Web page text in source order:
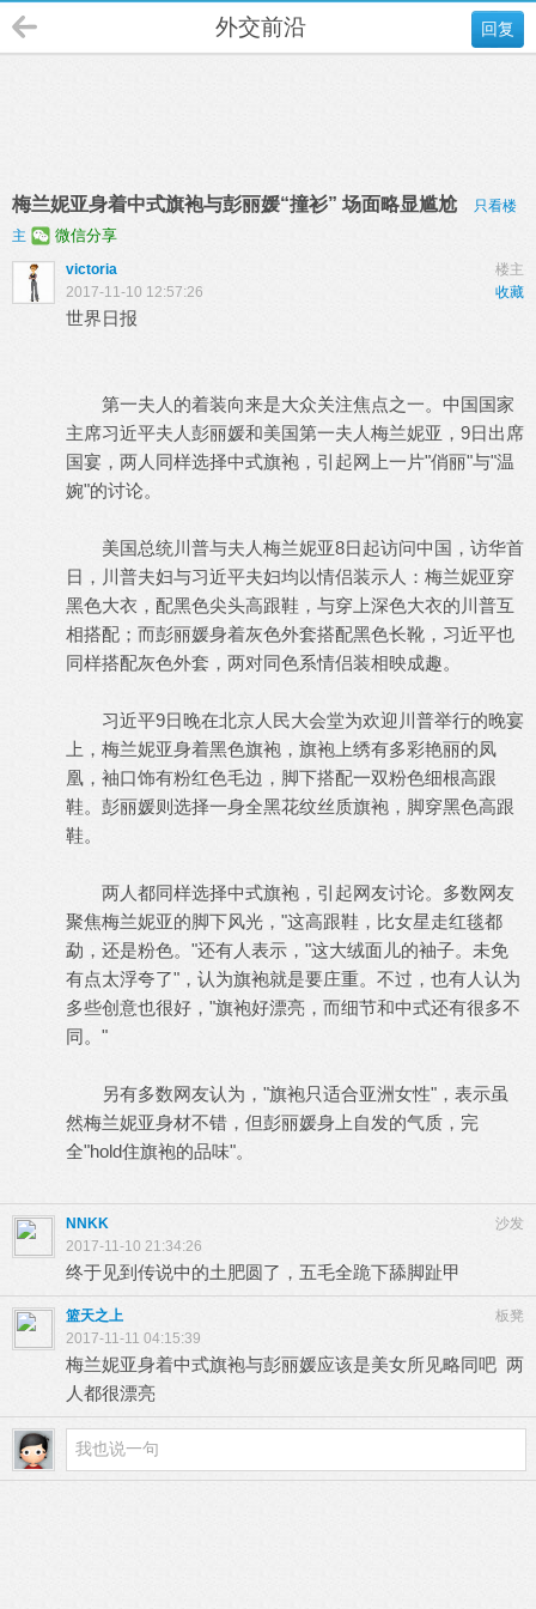
回复
外交前沿
梅兰妮亚身着中式旗袍与彭丽媛“撞衫” 场面略显尴尬
只看楼
主
微信分享
楼主
victoria
收藏
2017-11-10 12:57:26
世界日报
第一夫人的着装向来是大众关注焦点之一。中国国家
主席习近平夫人彭丽媛和美国第一夫人梅兰妮亚，9日出席
国宴，两人同样选择中式旗袍，引起网上一片"俏丽"与"温
婉"的讨论。
美国总统川普与夫人梅兰妮亚8日起访问中国，访华首
日，川普夫妇与习近平夫妇均以情侣装示人：梅兰妮亚穿
黑色大衣，配黑色尖头高跟鞋，与穿上深色大衣的川普互
相搭配；而彭丽媛身着灰色外套搭配黑色长靴，习近平也
同样搭配灰色外套，两对同色系情侣装相映成趣。
习近平9日晚在北京人民大会堂为欢迎川普举行的晚宴
上，梅兰妮亚身着黑色旗袍，旗袍上绣有多彩艳丽的凤
凰，袖口饰有粉红色毛边，脚下搭配一双粉色细根高跟
鞋。彭丽媛则选择一身全黑花纹丝质旗袍，脚穿黑色高跟
鞋。
两人都同样选择中式旗袍，引起网友讨论。多数网友
聚焦梅兰妮亚的脚下风光，"这高跟鞋，比女星走红毯都
勐，还是粉色。"还有人表示，"这大绒面儿的袖子。未免
有点太浮夸了"，认为旗袍就是要庄重。不过，也有人认为
多些创意也很好，"旗袍好漂亮，而细节和中式还有很多不
同。"
另有多数网友认为，"旗袍只适合亚洲女性"，表示虽
然梅兰妮亚身材不错，但彭丽媛身上自发的气质，完
全"hold住旗袍的品味"。
沙发
NNKK
2017-11-10 21:34:26
终于见到传说中的土肥圆了，五毛全跪下舔脚趾甲
板凳
篮天之上
2017-11-11 04:15:39
梅兰妮亚身着中式旗袍与彭丽媛应该是美女所见略同吧 两
人都很漂亮